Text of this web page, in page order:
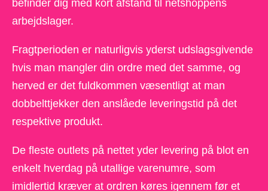
befinder dig med kort afstand til netshoppens
arbejdslager.
Fragtperioden er naturligvis yderst udslagsgivende
hvis man mangler din ordre med det samme, og
herved er det fuldkommen væsentligt at man
dobbelttjekker den anslåede leveringstid på det
respektive produkt.
De fleste outlets på nettet yder levering på blot en
enkelt hverdag på utallige varenumre, som
imidlertid kræver at ordren køres igennem før et